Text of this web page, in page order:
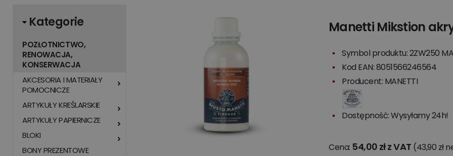
Kategorie
AKCESORIA I MATERIAŁY
POMOCNICZE
ARTYKUŁY KREŚLARSKIE
ARTYKUŁY PAPIERNICZE
BLOKI
BONY PREZENTOWE
POZŁOTNICTWO,
RENOWACJA,
KONSERWACJA
Manetti Mikstion
Symbol produktu: 2ZW250
Kod EAN: 8051566246564
Producent: MANETTI
Dostępność: Wysyłamy 24h!
Cena: 54,00 zł z VAT (43,90 zł